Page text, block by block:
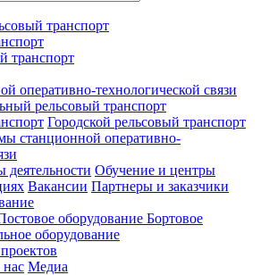
транспорт
транспорт
оперативно-технологической связи
рельсовый транспорт
Городской рельсовый транспорт
станционной оперативно-
деятельности Обучение и центры
Вакансии Партнеры и заказчики
оборудование Бортовое
оборудование
Медиа